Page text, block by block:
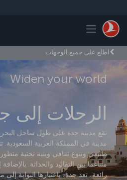
Toggle navigation
اطلع على جميع الوجهات
Widen your world
الرحلات إلى
تقع مدينة جدة على طول ساحل البحر
مدينة في المملكة العربية السعودية.
طبيعي وتنوع ثقافي وبنية تحتية
متناغما بين التقاليد والحداثة.
رائعة، تعد جدة، باعتبارها البوابة إلى